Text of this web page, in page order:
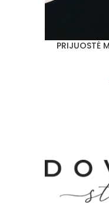
PASIRINKTI
PRIJUOSTĖ